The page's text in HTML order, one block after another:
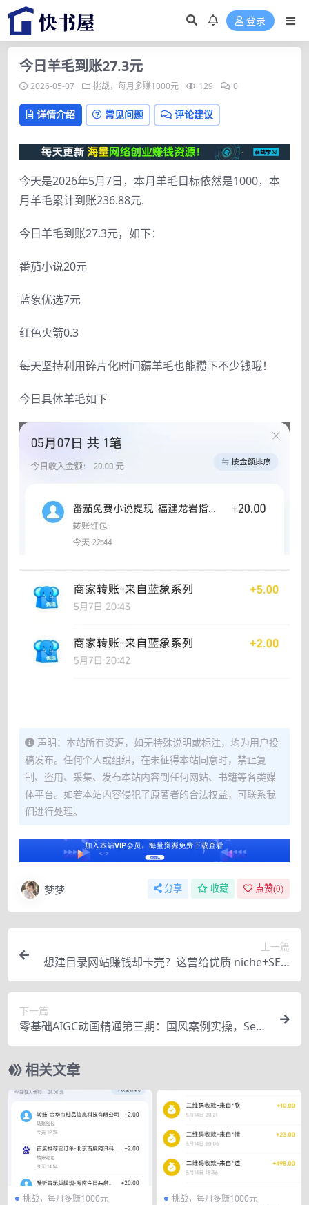
登录
今日羊毛到账27.3元
2026-05-07 挑战，每月多赚1000元 129 0
详情介绍 常见问题 评论建议
今天是2026年5月7日，本月羊毛目标依然是1000，本
月羊毛累计到账236.88元.
今日羊毛到账27.3元，如下：
番茄小说20元
蓝象优选7元
红色火箭0.3
每天坚持利用碎片化时间薅羊毛也能攒下不少钱哦！
今日具体羊毛如下
声明：本站所有资源，如无特殊说明或标注，均为用户投
稿发布。任何个人或组织，在未征得本站同意时，禁止复
制、盗用、采集、发布本站内容到任何网站、书籍等各类媒
体平台。如若本站内容侵犯了原著者的合法权益，可联系我
们进行处理。
梦梦 分享 收藏 点赞(0)
上一篇
想建目录网站赚钱却卡壳？这营给优质 niche+SEO
秘籍，从 0 到稳赚！
下一篇
零基础AIGC动画精通第三期：国风案例实操，Seed
ance2.0解锁新玩法
相关文章
挑战，每月多赚1000元 挑战，每月多赚1000元